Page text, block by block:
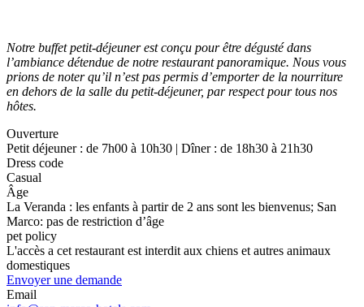
Notre buffet petit-déjeuner est conçu pour être dégusté dans
l’ambiance détendue de notre restaurant panoramique. Nous vous
prions de noter qu’il n’est pas permis d’emporter de la nourriture
en dehors de la salle du petit-déjeuner, par respect pour tous nos
hôtes.
Ouverture
Petit déjeuner : de 7h00 à 10h30 | Dîner : de 18h30 à 21h30
Dress code
Casual
Âge
La Veranda : les enfants à partir de 2 ans sont les bienvenus; San
Marco: pas de restriction d’âge
pet policy
L'accès a cet restaurant est interdit aux chiens et autres animaux
domestiques
Envoyer une demande
Email